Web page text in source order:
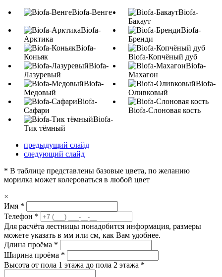
Biofa-Венге
Biofa-
Бакаут
Biofa-
Арктика
Biofa-
Бренди
Biofa-
Коньяк
Biofa-Копчёный дуб
Biofa-
Лазуревый
Biofa-
Махагон
Biofa-
Медовый
Biofa-
Оливковый
Biofa-
Сафари
Biofa-Слоновая кость
Biofa-
Тик тёмный
предыдущий слайд
следующий слайд
* В таблице представлены базовые цвета, по желанию
морилка может колероваться в любой цвет
×
Имя *
Телефон *
Для расчёта лестницы понадобится информация, размеры
можете указать в мм или см, как Вам удобнее.
Длина проёма *
Ширина проёма *
Высота от пола 1 этажа до пола 2 этажа *